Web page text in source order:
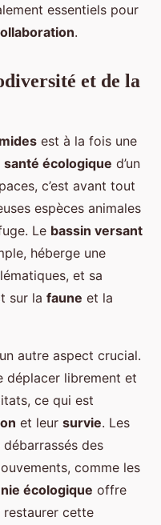
essentiels pour
.
et de la
est à la fois une
santé écologique d’un
c’est avant tout
espèces animales
Le bassin versant
héberge une
et sa
sur la faune et la
autre aspect crucial.
déplacer librement et
ce qui est
et leur survie. Les
des
comme les
écologique offre
restaurer cette